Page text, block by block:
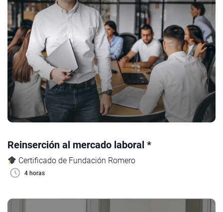
Reinserción al mercado laboral *
Certificado de Fundación Romero
4 horas